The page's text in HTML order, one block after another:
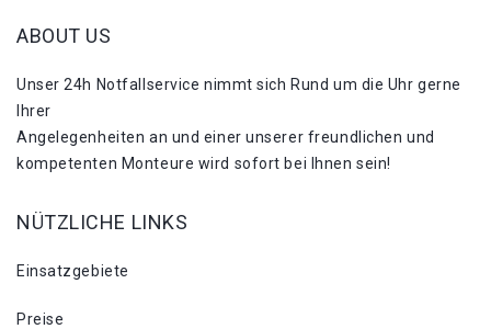
ABOUT US
Unser 24h Notfallservice nimmt sich Rund um die Uhr gerne
Ihrer
Angelegenheiten an und einer unserer freundlichen und
kompetenten Monteure wird sofort bei Ihnen sein!
NÜTZLICHE LINKS
Einsatzgebiete
Preise